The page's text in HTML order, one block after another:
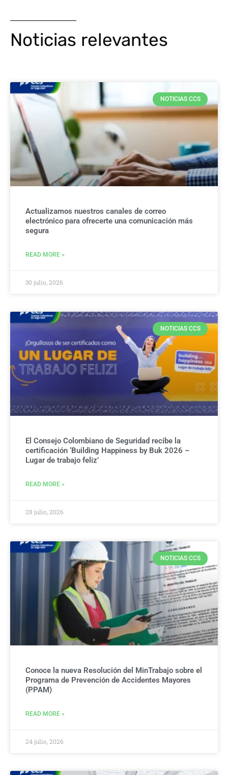
Noticias relevantes
NOTICIAS CCS
Actualizamos nuestros canales de correo
electrónico para ofrecerte una comunicación más
segura
READ MORE »
30 julio, 2026
NOTICIAS CCS
El Consejo Colombiano de Seguridad recibe la
certificación ‘Building Happiness by Buk 2026 –
Lugar de trabajo feliz’
READ MORE »
28 julio, 2026
NOTICIAS CCS
Conoce la nueva Resolución del MinTrabajo sobre el
Programa de Prevención de Accidentes Mayores
(PPAM)
READ MORE »
24 julio, 2026